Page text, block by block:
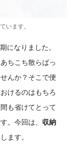
います。
になりました。
ちこち散らばっ
んか？そこで便
けるのはもちろ
も省けてとって
。今回は、 収納
ます。